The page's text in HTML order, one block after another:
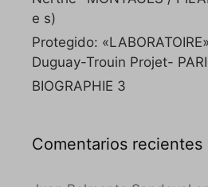
e s)
Protegido:
Duguay-Trouin Projet-
BIOGRAPHIE 3
Comentarios recientes